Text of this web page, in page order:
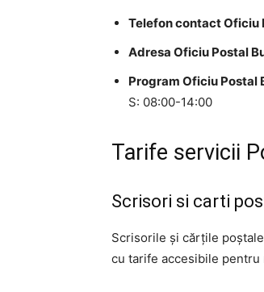
Telefon contact Oficiu
Adresa Oficiu Postal
Program Oficiu Postal
S: 08:00-14:00
Tarife servicii
Scrisori si carti
Scrisorile și cărțile
cu tarife accesibile pentru